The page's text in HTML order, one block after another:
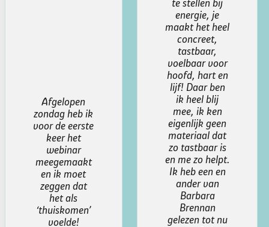
ik heel blij
mee, ik ken
eigenlijk geen
materiaal dat
zo tastbaar is
en me zo helpt.
Ik heb een en
ander van
Barbara
Brennan
gelezen tot nu